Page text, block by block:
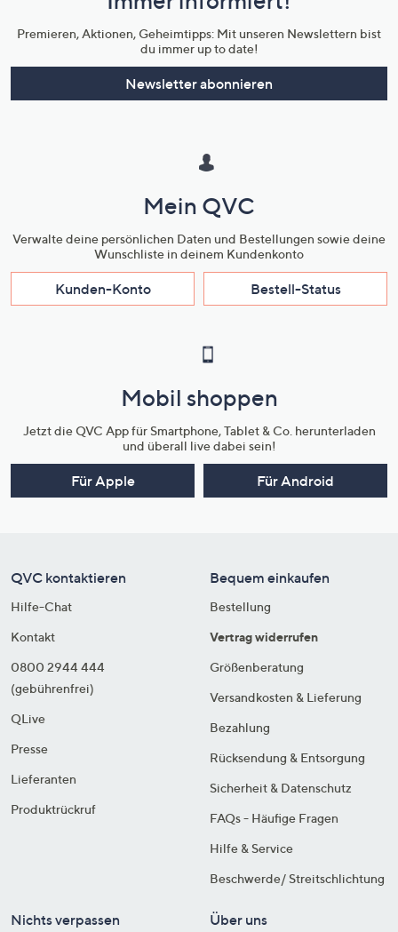
Unternehmensinformationen
Premieren, Aktionen, Geheimtipps: Mit unseren Newslettern bist
du immer up to date!
Newsletter abonnieren
Mein QVC
Verwalte deine persönlichen Daten und Bestellungen sowie deine
Wunschliste in deinem Kundenkonto
Kunden-Konto Bestell-Status
Mobil shoppen
Jetzt die QVC App für Smartphone, Tablet & Co. herunterladen
und überall live dabei sein!
Für Apple Für Android
QVC kontaktieren
Hilfe-Chat
Kontakt
0800 2944 444
(gebührenfrei)
QLive
Presse
Lieferanten
Produktrückruf
Bequem einkaufen
Bestellung
Vertrag widerrufen
Größenberatung
Versandkosten & Lieferung
Bezahlung
Rücksendung & Entsorgung
Sicherheit & Datenschutz
FAQs - Häufige Fragen
Hilfe & Service
Beschwerde/ Streitschlichtung
Nichts verpassen Über uns